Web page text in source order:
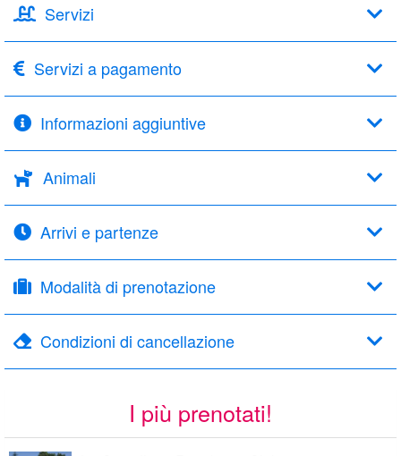
Servizi
Servizi a pagamento
Informazioni aggiuntive
Animali
Arrivi e partenze
Modalità di prenotazione
Condizioni di cancellazione
I più prenotati!